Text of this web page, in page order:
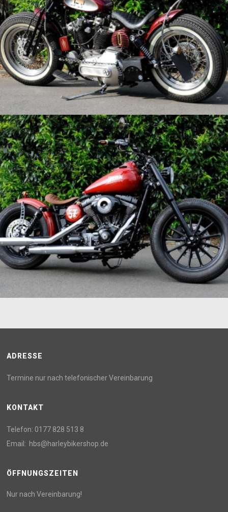
ADRESSE
Termine nur nach telefonischer Vereinbarung
KONTAKT
Telefon: 0177 828 513 8
Email: hbs@harleybikershop.de
ÖFFNUNGSZEITEN
Nur nach Vereinbarung!